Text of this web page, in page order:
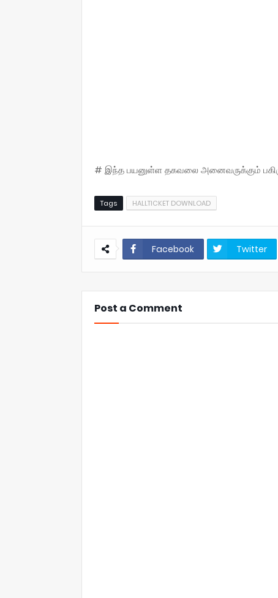
# இந்த பயனுள்ள தகவலை அனைவருக்கும்
Tags HALLTICKET DOWNLOAD
Facebook Twitter
Post a Comment